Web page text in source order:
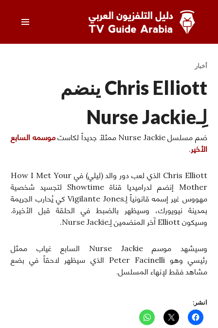
المحتوى
دليل التلفزيون العربي
أخبار
Chris Elliott ينضم
لِـNurse Jackie
ضم مسلسل Nurse Jackie ممثلاً جديداً لكاست
موسمه السابع
الأخير.
Chris Elliott الذي لعب دور والد (ليلي) في How I Met Your
Mother إنضم لدراميديا قناة Showtime لتجسيد شخصية
مهووس غير إسمه قانونياً لِـVigilante Jones كي يُحارب الجريمة
بمدينة نيويورك، وسيظهر بالضبط في الحلقة قبل الأخيرة.
وسيكون Elliott آخر المنضمين لِـNurse Jackie.
وسيشهد موسم Nurse Jackie السابع غياب ممثل
رئيسي وهو Peter Facinelli الذي سيظهر لاحقاً في بضع
مشاهد فقط لإنهاء المسلسل.
انشر: